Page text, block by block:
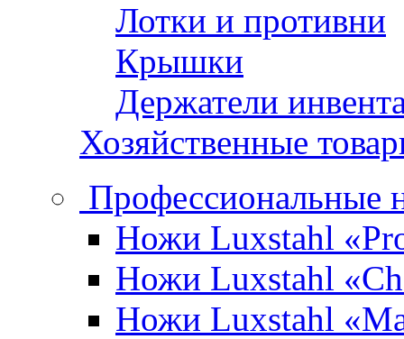
Лотки и противни
Крышки
Держатели
Хозяйственные
Профессиональные
Ножи Luxstahl
Ножи Luxstahl
Ножи Luxstahl